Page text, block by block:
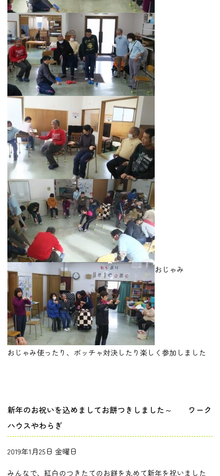
おじゃみ
おじゃみ使ったり、ボッチャ対決したり楽しく参加しました
新年のお祝いを込めましてお餅つきしました～ ワーク
ハウスやわらぎ
2019年1月25日 金曜日
みんなで、紅白のつきたてのお餅を丸めて新年を祝いました